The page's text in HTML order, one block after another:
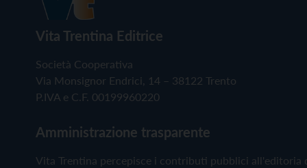
Vita Trentina Editrice
Società Cooperativa
Via Monsignor Endrici, 14 – 38122 Trento
P.IVA e C.F. 00199960220
Amministrazione trasparente
Vita Trentina percepisce i contributi pubblici all'editoria